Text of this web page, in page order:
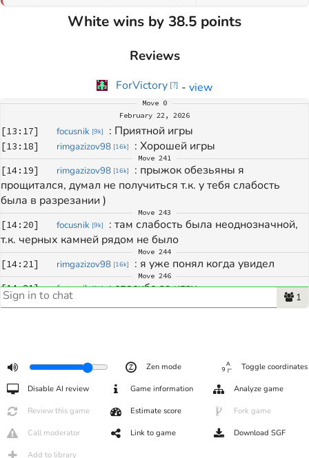
White wins by 38.5 points
Reviews
ForVictory [?] - view
Move 0
February 22, 2026
[13:17] focusnik [9k] : Приятной игры
[13:18] rimgazizov98 [16k] : Хорошей игры
Move 241
[14:19] rimgazizov98 [16k] : прыжок обезьяны я
прощитался, думал не получиться т.к. у тебя слабость
была в разрезании )
Move 243
[14:20] focusnik [9k] : там слабость была неоднозначной,
т.к. черных камней рядом не было
Move 244
[14:21] rimgazizov98 [16k] : я уже понял когда увидел
Move 246
[14:21] focusnik [9k] : спасибо за игру
14:21
скорее ооочень потно, ты прямо задал жару! о_О
задачи, думаю где было верное решение чтобы спасти
группу внизу
думаю где то на 40-41 ходе
можно было что то предпринять
1
Zen mode Toggle coordinates
Disable AI review Game information Analyze game
Review this game Estimate score Fork game
Call moderator Link to game Download SGF
Add to library